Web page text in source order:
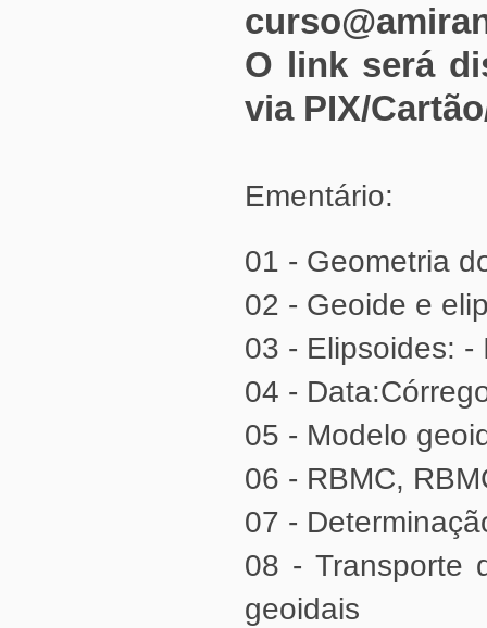
via PIX/
Ementário:
01 - Geometria
02 - Geoide e
03 - Elipsoides:
04 -
05 - Modelo
06 - RBMC,
07 -
geoidais